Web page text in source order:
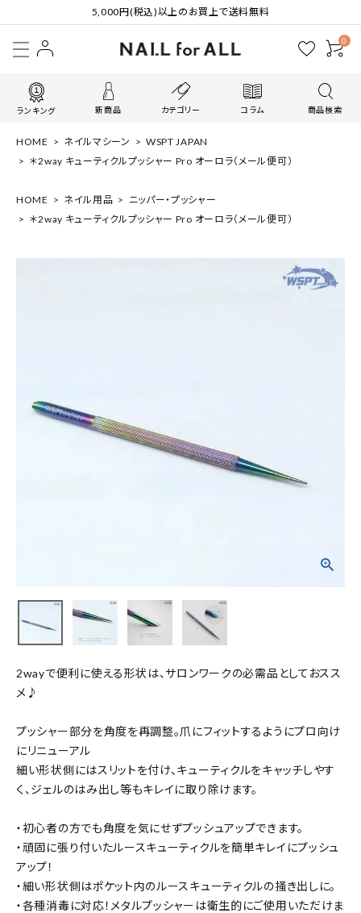
5,000円(税込)以上のお買上で送料無料
0
ランキング 新商品 カテゴリー コラム 商品検索
HOME ネイルマシーン
WSPT JAPAN
＊2way キューティクルプッシャー Pro オーロラ（メール便可）
HOME ネイル用品
ニッパー・プッシャー
＊2way キューティクルプッシャー Pro オーロラ（メール便可）
2wayで便利に使える形状は、サロンワークの必需品としておスス
メ♪
プッシャー部分を角度を再調整。爪にフィットするようにプロ向け
にリニューアル
細い形状側にはスリットを付け、キューティクルをキャッチしやす
く、ジェルのはみ出し等もキレイに取り除けます。
・初心者の方でも角度を気にせずプッシュアップできます。
・頑固に張り付いたルースキューティクルを簡単キレイにプッシュ
アップ！
・細い形状側はポケット内のルースキューティクルの掻き出しに。
・各種消毒に対応！メタルプッシャーは衛生的にご使用いただけま